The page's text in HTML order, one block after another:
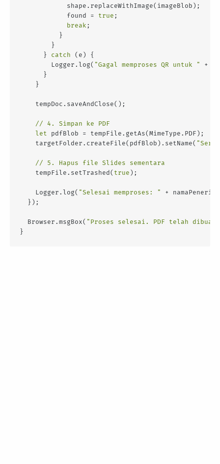
            shape.replaceWithImage(imageBlob);
            found =
true ;
break ;
          }
        }
      }
catch (e) {
        Logger.log(
"Gagal memproses QR untuk "
+
      }
    }
    tempDoc.saveAndClose();
// 4. Simpan ke PDF
let
pdfBlob = tempFile.getAs(MimeType.PDF);
    targetFolder.createFile(pdfBlob).setName(
// 5. Hapus file Slides sementara
    tempFile.setTrashed(
true );
    Logger.log(
"Selesai memproses: "
+
  });
  Browser.msgBox(
"Proses selesai. PDF telah
}